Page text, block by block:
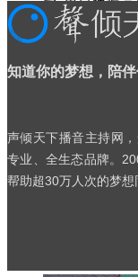
넶 435 2024-
部
2026-08-05
ꂓ
2026年8月5日新闻
2026-08-04
ꂓ 2026年8月4日新
2026-08-03
ꂓ 2026年8月2日新
2026-08-01
ꂓ 2026年8月1日新
2026-07-29
知道你的梦想，陪
声倾天下播音主持网
专业、全生态品牌。
帮助超30万人次的梦想